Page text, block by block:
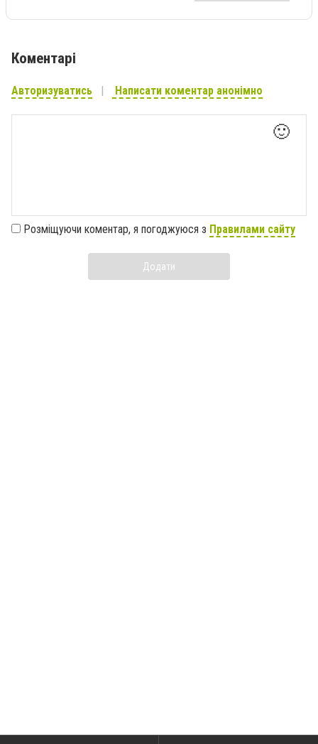
Коментарі
Авторизуватись Написати коментар анонімно
🙂
Розміщуючи коментар, я погоджуюся з Правилами сайту
Додати